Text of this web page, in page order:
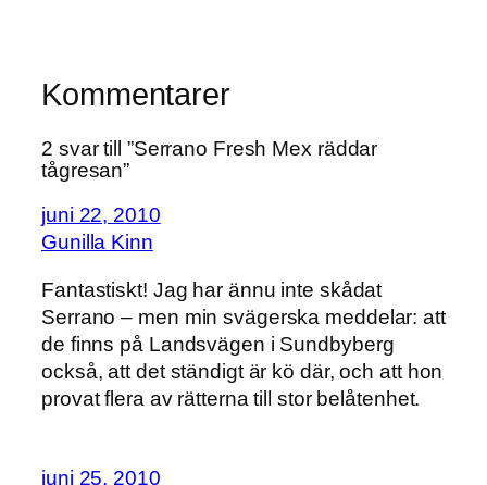
Kommentarer
2 svar till ”Serrano Fresh Mex räddar
tågresan”
juni 22, 2010
Gunilla Kinn
Fantastiskt! Jag har ännu inte skådat
Serrano – men min svägerska meddelar: att
de finns på Landsvägen i Sundbyberg
också, att det ständigt är kö där, och att hon
provat flera av rätterna till stor belåtenhet.
juni 25, 2010